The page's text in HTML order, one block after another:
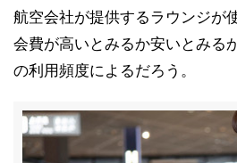
航空会社が提供するラウンジが
会費が高いとみるか安いとみる
の利用頻度によるだろう。